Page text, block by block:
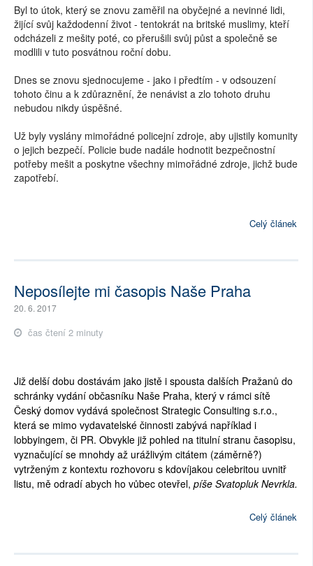
Byl to útok, který se znovu zaměřil na obyčejné a nevinné lidi,
žijící svůj každodenní život - tentokrát na britské muslimy, kteří
odcházeli z mešity poté, co přerušili svůj půst a společně se
modlili v tuto posvátnou roční dobu.
Dnes se znovu sjednocujeme - jako i předtím - v odsouzení
tohoto činu a k zdůraznění, že nenávist a zlo tohoto druhu
nebudou nikdy úspěšné.
Už byly vyslány mimořádné policejní zdroje, aby ujistily komunity
o jejich bezpečí. Policie bude nadále hodnotit bezpečnostní
potřeby mešit a poskytne všechny mimořádné zdroje, jichž bude
zapotřebí.
Celý článek
Neposílejte mi časopis Naše Praha
20. 6. 2017
čas čtení 2 minuty
Již delší dobu dostávám jako jistě i spousta dalších Pražanů do
schránky vydání občasníku Naše Praha, který v rámci sítě
Český domov vydává společnost Strategic Consulting s.r.o.,
která se mimo vydavatelské činnosti zabývá například i
lobbyingem, či PR. Obvykle již pohled na titulní stranu časopisu,
vyznačující se mnohdy až urážlivým citátem (záměrně?)
vytrženým z kontextu rozhovoru s kdovíjakou celebritou uvnitř
listu, mě odradí abych ho vůbec otevřel, píše Svatopluk Nevrkla.
Celý článek